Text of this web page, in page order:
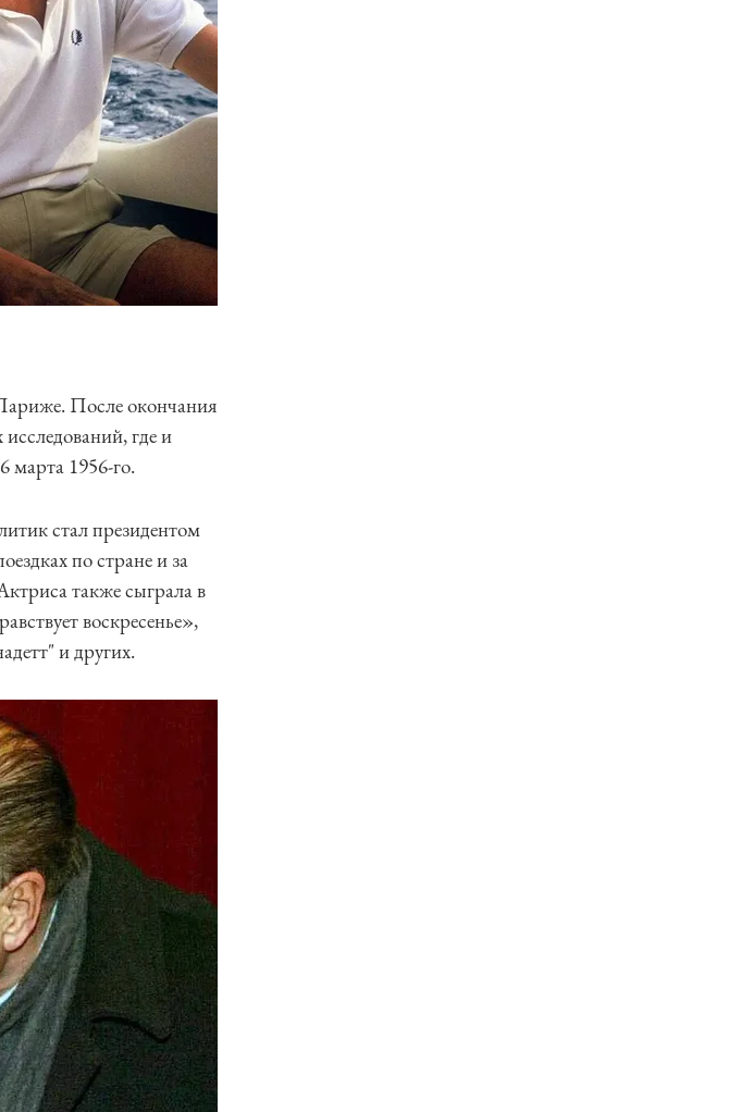
После окончания
где и
марта 1956-го.
стал президентом
по стране и за
также сыграла в
воскресенье»,
и других.